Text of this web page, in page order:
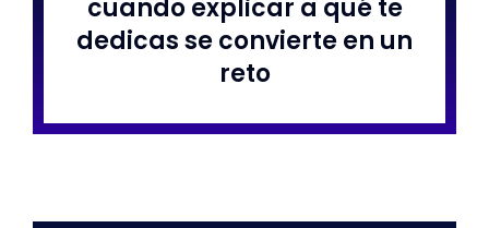
cuando explicar a qué te
dedicas se convierte en un
reto